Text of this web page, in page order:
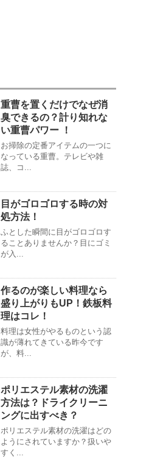
重曹を置くだけでなぜ消
臭できるの？計り知れな
い重曹パワー ！
お掃除の定番アイテムの一つに
なっている重曹。テレビや雑
誌、コ...
目がゴロゴロする時の対
処方法！
ふとした瞬間に目がゴロゴロす
ることありませんか？目にゴミ
が入...
作るのが楽しい料理なら
盛り上がりもUP！鉄板料
理はコレ！
料理は女性がやるものという認
識が薄れてきている昨今です
が、料...
ポリエステル素材の洗濯
方法は？ドライクリーニ
ングに出すべき？
ポリエステル素材の洗濯はどの
ようにされていますか？扱いや
すく...